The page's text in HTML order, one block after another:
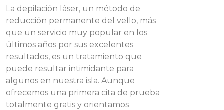
La depilación láser, un método de
reducción permanente del vello, más
que un servicio muy popular en los
últimos años por sus excelentes
resultados, es un tratamiento que
puede resultar intimidante para
algunos en nuestra isla. Aunque
ofrecemos una primera cita de prueba
totalmente gratis y orientamos